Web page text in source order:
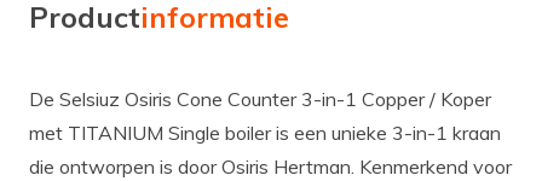
Productinformatie
De Selsiuz Osiris Cone Counter 3-in-1 Copper / Koper
met TITANIUM Single boiler is een unieke 3-in-1 kraan
die ontworpen is door Osiris Hertman. Kenmerkend voor